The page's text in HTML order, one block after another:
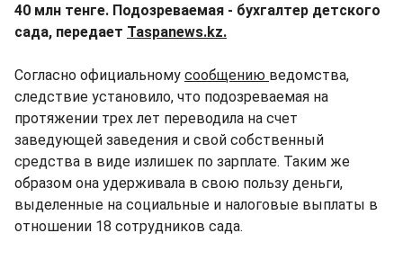
40 млн тенге. Подозреваемая - бухгалтер детского
сада, передает Taspanews.kz.
Согласно официальному сообщению ведомства,
следствие установило, что подозреваемая на
протяжении трех лет переводила на счет
заведующей заведения и свой собственный
средства в виде излишек по зарплате. Таким же
образом она удерживала в свою пользу деньги,
выделенные на социальные и налоговые выплаты в
отношении 18 сотрудников сада.